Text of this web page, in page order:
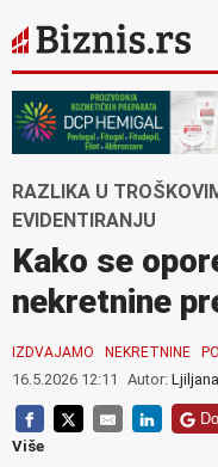
RAZLIKA U
EVIDENTIRANJU
Kako se
nekretnine
IZDVAJAMO NEKRETNINE
16.5.2026 12:11 Autor:
Više